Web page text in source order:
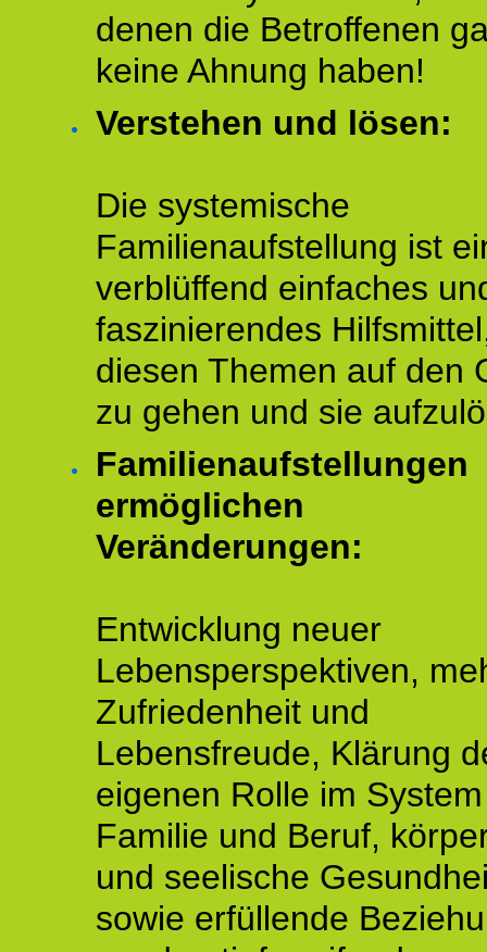
denen die Betroffenen
keine Ahnung haben!
Verstehen und lösen:
Die systemische
Familienaufstellung ist
verblüffend einfaches
faszinierendes
diesen Themen auf den
zu gehen und sie
Familienaufstellungen
ermöglichen
Veränderungen:
Entwicklung neuer
Lebensperspektiven,
Zufriedenheit und
Lebensfreude, Klärung
eigenen Rolle im
Familie und Beruf,
und seelische
sowie erfüllende